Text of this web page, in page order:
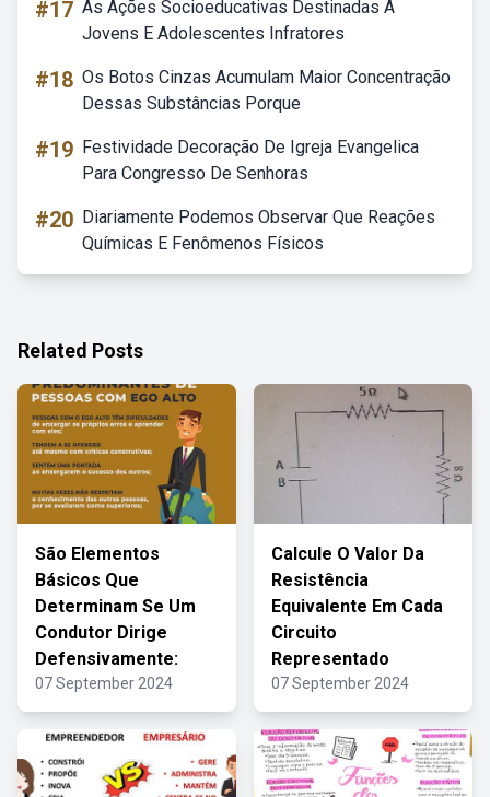
#17 As Ações Socioeducativas Destinadas A
Jovens E Adolescentes Infratores
#18 Os Botos Cinzas Acumulam Maior Concentração
Dessas Substâncias Porque
#19 Festividade Decoração De Igreja Evangelica
Para Congresso De Senhoras
#20 Diariamente Podemos Observar Que Reações
Químicas E Fenômenos Físicos
Related Posts
São Elementos
Básicos Que
Determinam Se Um
Condutor Dirige
Defensivamente:
07 September 2024
Calcule O Valor Da
Resistência
Equivalente Em Cada
Circuito
Representado
07 September 2024